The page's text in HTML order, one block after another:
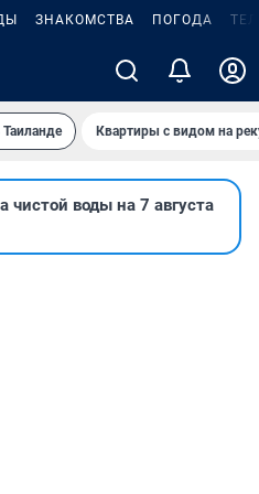
ЗНАКОМСТВА ПОГОДА
Квартиры с видом на
чистой воды на 7 августа